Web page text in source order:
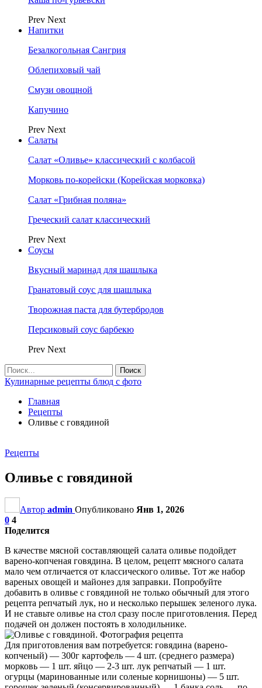
Prev Next
Напитки
Безалкогольная Сангрия
Облепиховый чай
Смузи овощной
Капучино
Prev Next
Салаты
Салат «Оливье» классический с колбасой
Морковь по-корейски (Корейская морковка)
Салат «Грибная поляна»
Греческий салат классический
Prev Next
Соусы
Вкусный маринад для шашлыка
Гранатовый соус для шашлыка
Творожная паста для бутербродов
Персиковый соус барбекю
Prev Next
Кулинарные рецепты блюд с фото
Главная
Рецепты
Оливье с говядиной
Рецепты
Оливье с говядиной
Автор admin Опубликовано Янв 1, 2026
0 4
Поделится
В качестве мясной составляющей салата оливье подойдет
варено-копченая говядина. В целом, рецепт мясного салата
мало чем отличается от классического оливье. Тот же набор
вареных овощей и майонез для заправки. Попробуйте
добавить в оливье с говядиной не только обычный для этого
рецепта репчатый лук, но и несколько перышек зеленого лука.
И не ставьте оливье на стол сразу после приготовления. Перед
подачей он должен постоять в холодильнике.
Для приготовления вам потребуется: говядина (варено-
копченый) — 300г картофель — 4 шт. (среднего размера)
морковь — 1 шт. яйцо — 2-3 шт. лук репчатый — 1 шт.
огурцы (маринованные или соленые корнишоны) — 5 шт.